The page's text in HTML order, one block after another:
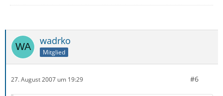
wadrko
Mitglied
27. August 2007 um 19:29 #6